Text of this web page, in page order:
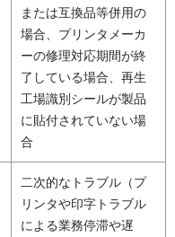
または互換品等併用の
場合、プリンタメーカ
ーの修理対応期間が終
了している場合、再生
工場識別シールが製品
に貼付されていない場
合
二次的なトラブル（プ
リンタや印字トラブル
による業務停滞や遅